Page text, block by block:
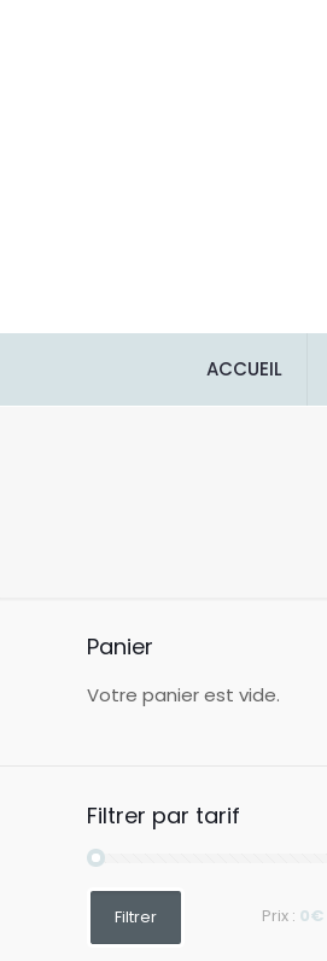
ACCUEIL
Panier
Votre panier est vide.
Filtrer par tarif
Filtrer Prix : 0€